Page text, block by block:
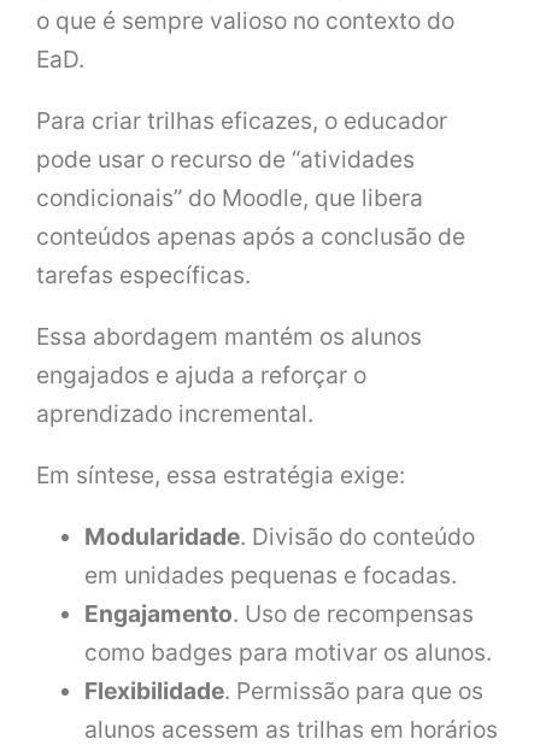
o que é sempre valioso no contexto do
EaD.
Para criar trilhas eficazes, o educador
pode usar o recurso de “atividades
condicionais” do Moodle, que libera
conteúdos apenas após a conclusão de
tarefas específicas.
Essa abordagem mantém os alunos
engajados e ajuda a reforçar o
aprendizado incremental.
Em síntese, essa estratégia exige:
Modularidade. Divisão do conteúdo
em unidades pequenas e focadas.
Engajamento. Uso de recompensas
como badges para motivar os alunos.
Flexibilidade. Permissão para que os
alunos acessem as trilhas em horários